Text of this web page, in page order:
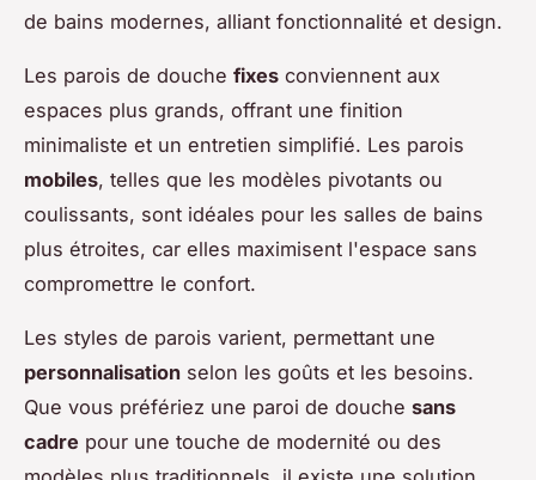
de bains modernes, alliant fonctionnalité et design.
Les parois de douche fixes conviennent aux
espaces plus grands, offrant une finition
minimaliste et un entretien simplifié. Les parois
mobiles, telles que les modèles pivotants ou
coulissants, sont idéales pour les salles de bains
plus étroites, car elles maximisent l'espace sans
compromettre le confort.
Les styles de parois varient, permettant une
personnalisation selon les goûts et les besoins.
Que vous préfériez une paroi de douche sans
cadre pour une touche de modernité ou des